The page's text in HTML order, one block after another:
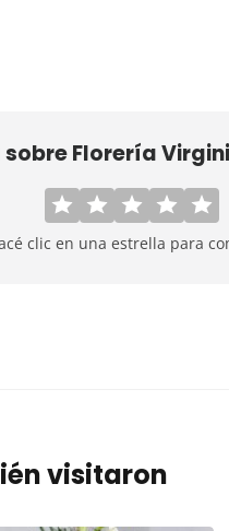
sobreFlorería
clic en una estrella para
visitaron